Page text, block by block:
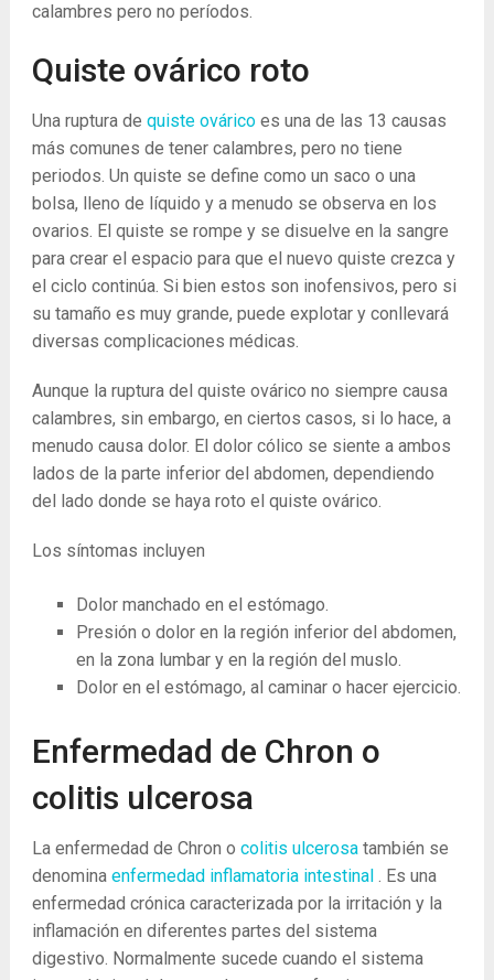
calambres pero no períodos.
Quiste ovárico roto
Una ruptura de quiste ováricoes una de las 13 causas
más comunes de tener calambres, pero no tiene
periodos. Un quiste se define como un saco o una
bolsa, lleno de líquido y a menudo se observa en los
ovarios. El quiste se rompe y se disuelve en la sangre
para crear el espacio para que el nuevo quiste crezca y
el ciclo continúa. Si bien estos son inofensivos, pero si
su tamaño es muy grande, puede explotar y conllevará
diversas complicaciones médicas.
Aunque la ruptura del quiste ovárico no siempre causa
calambres, sin embargo, en ciertos casos, si lo hace, a
menudo causa dolor. El dolor cólico se siente a ambos
lados de la parte inferior del abdomen, dependiendo
del lado donde se haya roto el quiste ovárico.
Los síntomas incluyen
Dolor manchado en el estómago.
Presión o dolor en la región inferior del abdomen,
en la zona lumbar y en la región del muslo.
Dolor en el estómago, al caminar o hacer ejercicio.
Enfermedad de Chron o
colitis ulcerosa
La enfermedad de Chron o colitis ulcerosatambién se
denomina enfermedad inflamatoria intestinal. Es una
enfermedad crónica caracterizada por la irritación y la
inflamación en diferentes partes del sistema
digestivo. Normalmente sucede cuando el sistema